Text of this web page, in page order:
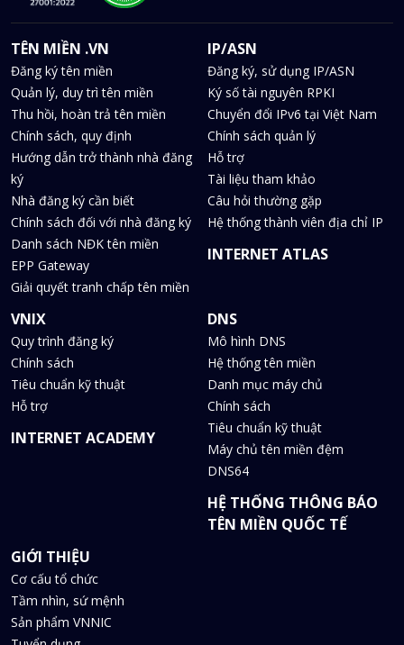
TÊN MIỀN .VN
Đăng ký tên miền
Quản lý, duy trì tên miền
Thu hồi, hoàn trả tên miền
Chính sách, quy định
Hướng dẫn trở thành nhà đăng
ký
Nhà đăng ký cần biết
Chính sách đối với nhà đăng ký
Danh sách NĐK tên miền
EPP Gateway
Giải quyết tranh chấp tên miền
IP/ASN
Đăng ký, sử dụng IP/ASN
Ký số tài nguyên RPKI
Chuyển đổi IPv6 tại Việt Nam
Chính sách quản lý
Hỗ trợ
Tài liệu tham khảo
Câu hỏi thường gặp
Hệ thống thành viên địa chỉ IP
INTERNET ATLAS
VNIX
Quy trình đăng ký
Chính sách
Tiêu chuẩn kỹ thuật
Hỗ trợ
INTERNET ACADEMY
DNS
Mô hình DNS
Hệ thống tên miền
Danh mục máy chủ
Chính sách
Tiêu chuẩn kỹ thuật
Máy chủ tên miền đệm
DNS64
HỆ THỐNG THÔNG BÁO
TÊN MIỀN QUỐC TẾ
GIỚI THIỆU
Cơ cấu tổ chức
Tầm nhìn, sứ mệnh
Sản phẩm VNNIC